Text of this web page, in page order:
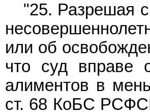
"25. Разрешая
или об
что суд вправе
алиментов в
ст. 68 КоБС